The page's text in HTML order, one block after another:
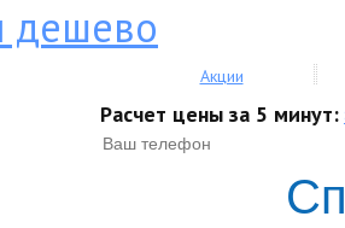
Акции
Расчет цены за 5 минут: